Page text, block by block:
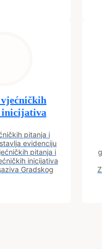
pitanja i
evidenciju
pitanja i
inicijativa
Gradskog